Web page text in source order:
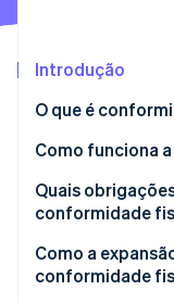
Prevenção de
Atlas
Incorporação de
Climate
Identity
Verificação de
Introdução
O que é
Como funciona
Imposto de
Impostos sobre
Imposto sobre
Quais
conformidade
Como a
conformidade